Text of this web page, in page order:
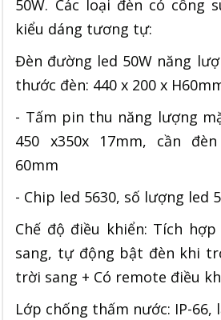
50W. Các loại đèn có công
kiểu dáng tương tự:
Đèn đường led 50W năng
thước đèn: 440 x 200 x
- Tấm pin thu năng lượng
450 x350x 17mm, cần
60mm
- Chip led 5630, số lượng led
Chế độ điều khiển: Tích
sang, tự động bật đèn khi
trời sang + Có remote điều
Lớp chống thấm nước: IP-